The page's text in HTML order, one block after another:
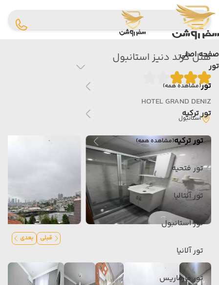
صفحه اصلی
تور
تور(مشاهده همه)
تور ترکیه
تور ترکیه(مشاهده همه)
تور فتحیه
تور آنتالیا
تور استانبول
تور آلانیا
تور مارماریس
هتل گرند دنیز استانبول
HOTEL GRAND DENIZ
استانبول
قبلی بعدی